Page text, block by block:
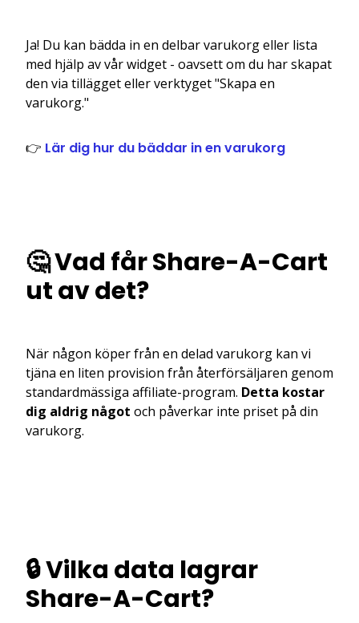
Ja! Du kan bädda in en delbar varukorg eller lista
med hjälp av vår widget - oavsett om du har skapat
den via tillägget eller verktyget "Skapa en
varukorg."
👉 Lär dig hur du bäddar in en varukorg
🤔 Vad får Share-A-Cart
ut av det?
När någon köper från en delad varukorg kan vi
tjäna en liten provision från återförsäljaren genom
standardmässiga affiliate-program. Detta kostar
dig aldrig något och påverkar inte priset på din
varukorg.
🔒 Vilka data lagrar
Share-A-Cart?